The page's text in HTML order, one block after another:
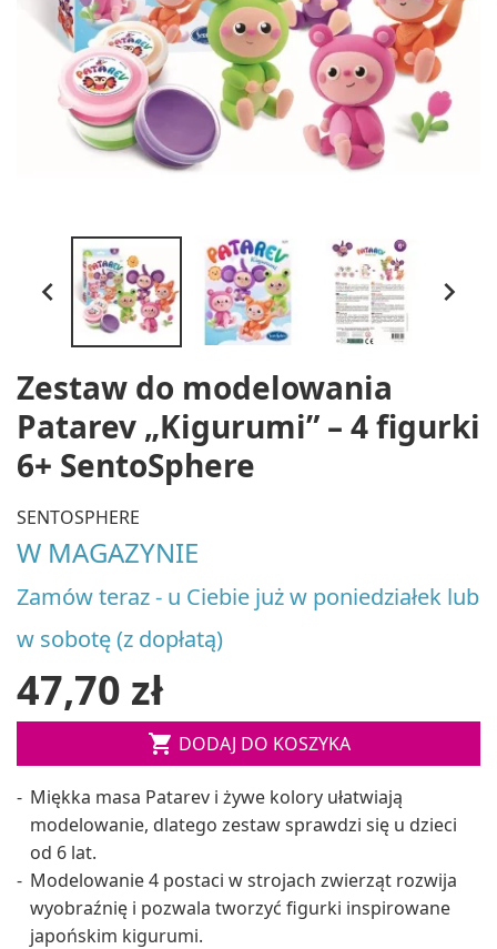
 
Zestaw do modelowania
Patarev „Kigurumi” – 4 figurki
6+ SentoSphere
SENTOSPHERE
W MAGAZYNIE
Zamów teraz - u Ciebie już w poniedziałek lub
w sobotę (z dopłatą)
47,70 zł
 DODAJ DO KOSZYKA
Miękka masa Patarev i żywe kolory ułatwiają
modelowanie, dlatego zestaw sprawdzi się u dzieci
od 6 lat.
Modelowanie 4 postaci w strojach zwierząt rozwija
wyobraźnię i pozwala tworzyć figurki inspirowane
japońskim kigurumi.